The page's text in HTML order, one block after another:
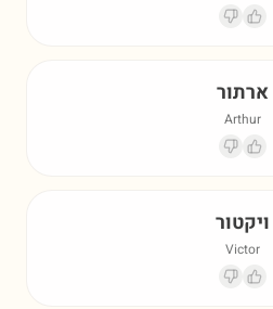
ארתור
Arthur
ויקטור
Victor